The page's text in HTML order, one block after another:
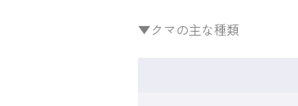
▼クマの主な種類